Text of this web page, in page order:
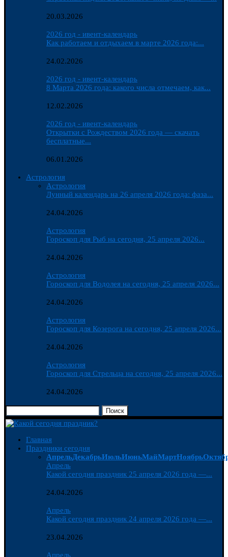
20.03.2026
2026 год - ивент-календарь
Как работаем и отдыхаем в марте 2026 года:...
24.02.2026
2026 год - ивент-календарь
8 Марта 2026 года: какого числа отмечаем, как...
12.02.2026
2026 год - ивент-календарь
Открытки с Рождеством 2026 года — скачать
бесплатные...
06.01.2026
Астрология
Астрология
Лунный календарь на 26 апреля 2026 года: фаза...
24.04.2026
Астрология
Гороскоп для Рыб на сегодня, 25 апреля 2026...
24.04.2026
Астрология
Гороскоп для Водолея на сегодня, 25 апреля 2026...
24.04.2026
Астрология
Гороскоп для Козерога на сегодня, 25 апреля 2026...
24.04.2026
Астрология
Гороскоп для Стрельца на сегодня, 25 апреля 2026...
24.04.2026
Поиск
Главная
Праздники сегодня
АпрельДекабрьИюльИюньМайМартНоябрь
Апрель
Какой сегодня праздник 25 апреля 2026 года —...
24.04.2026
Апрель
Какой сегодня праздник 24 апреля 2026 года —...
23.04.2026
Апрель